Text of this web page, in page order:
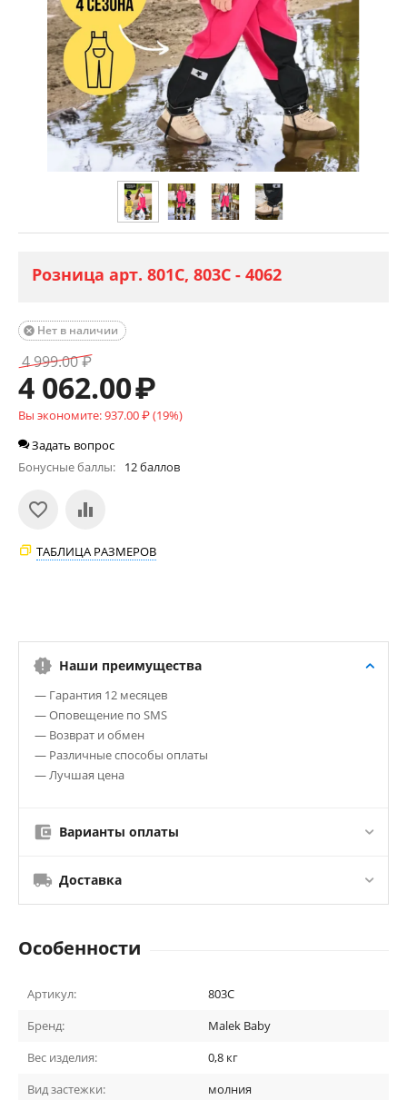
Розница арт. 801С, 803С - 4062
Нет в наличии

4 999.00₽
4 062.00₽
Вы экономите:937.00₽(19%)
Задать вопрос
Бонусные баллы:
12 баллов
ТАБЛИЦА РАЗМЕРОВ
Наши преимущества
— Гарантия 12 месяцев
— Оповещение по SMS
— Возврат и обмен
— Различные способы оплаты
— Лучшая цена
Варианты оплаты
Доставка
Особенности
Артикул:
803С
Бренд:
Malek Baby
Вес изделия:
0,8 кг
Вид застежки:
молния